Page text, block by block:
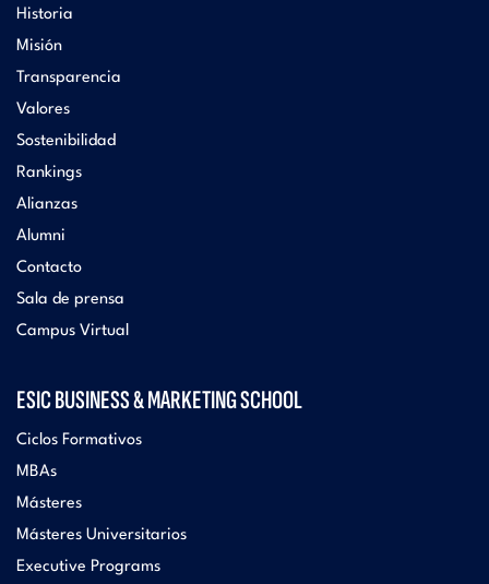
Historia
Misión
Transparencia
Valores
Sostenibilidad
Rankings
Alianzas
Alumni
Contacto
Sala de prensa
Campus Virtual
ESIC BUSINESS & MARKETING SCHOOL
Ciclos Formativos
MBAs
Másteres
Másteres Universitarios
Executive Programs